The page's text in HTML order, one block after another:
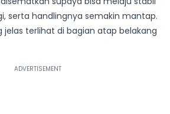
serta handlingnya semakin mantap.
jelas terlihat di bagian atap belakang